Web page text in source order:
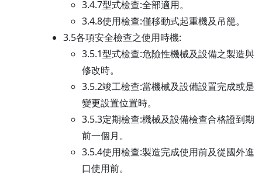
3.4.7型式檢查:全部適用。
3.4.8使用檢查:僅移動式起重機及吊籠。
3.5各項安全檢查之使用時機:
3.5.1型式檢查:危險性機械及設備之製造與
修改時。
3.5.2竣工檢查:當機械及設備設置完成或是
變更設置位置時。
3.5.3定期檢查:機械及設備檢查合格證到期
前一個月。
3.5.4使用檢查:製造完成使用前及從國外進
口使用前。